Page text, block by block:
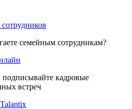
семейным сотрудникам?
подписывайте кадровые
встреч